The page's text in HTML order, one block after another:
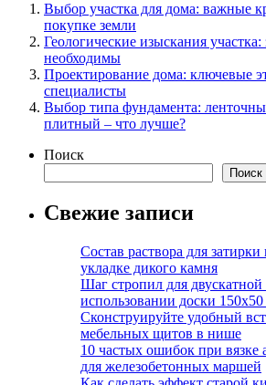
Выбор участка для дома: важные
покупке земли
Геологические изыскания участка:
необходимы
Проектирование дома: ключевые
специалисты
Выбор типа фундамента:
плитный – что лучше?
Поиск
Поиск
Свежие записи
Состав раствора для
укладке дикого камня
Шаг стропил для
использовании доски
Сконструируйте удобный
мебельных щитов в нише
10 частых ошибок при вязке
для железобетонных маршей